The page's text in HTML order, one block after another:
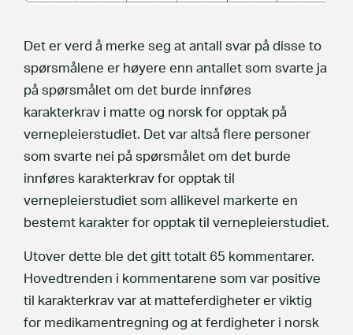
Det er verd å merke seg at antall svar på disse to
spørsmålene er høyere enn antallet som svarte ja
på spørsmålet om det burde innføres
karakterkrav i matte og norsk for opptak på
vernepleierstudiet. Det var altså flere personer
som svarte nei på spørsmålet om det burde
innføres karakterkrav for opptak til
vernepleierstudiet som allikevel markerte en
bestemt karakter for opptak til vernepleierstudiet.
Utover dette ble det gitt totalt 65 kommentarer.
Hovedtrenden i kommentarene som var positive
til karakterkrav var at matteferdigheter er viktig
for medikamentregning og at ferdigheter i norsk